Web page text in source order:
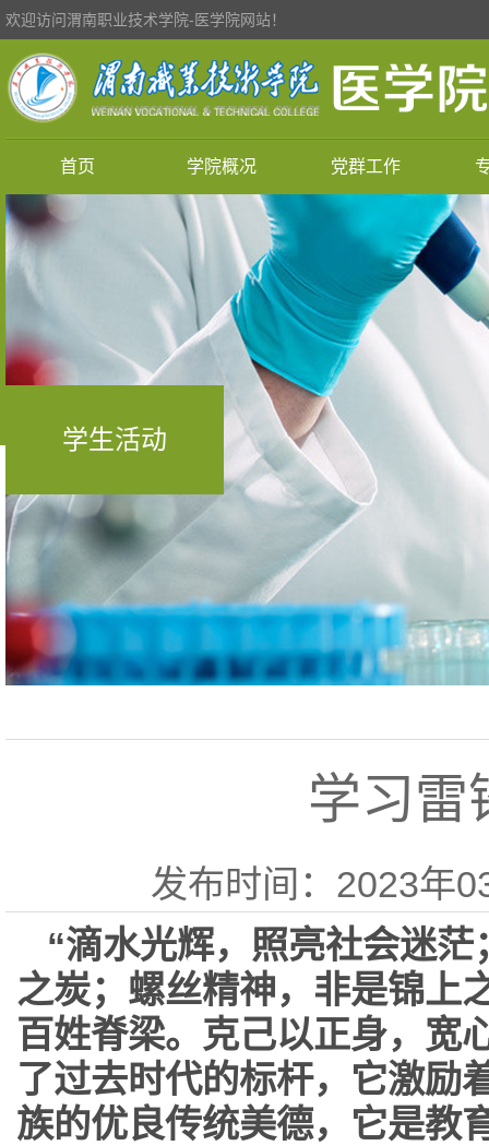
欢迎访问渭南职业技术学院-医学院网站！
首页 学院概况 党群工作
学生活动
学习雷
发布时间：2023年
“滴水光辉，照亮社会迷
之炭；螺丝精神，非是锦上
百姓脊梁。克己以正身，宽
了过去时代的标杆，它激励
族的优良传统美德，它是教